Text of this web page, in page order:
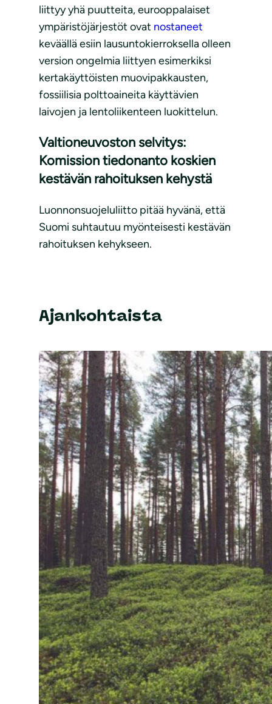
liittyy yhä puutteita, eurooppalaiset
ympäristöjärjestöt ovat nostaneet
keväällä esiin lausuntokierroksella olleen
version ongelmia liittyen esimerkiksi
kertakäyttöisten muovipakkausten,
fossiilisia polttoaineita käyttävien
laivojen ja lentoliikenteen luokittelun.
Valtioneuvoston selvitys:
Komission tiedonanto koskien
kestävän rahoituksen kehystä
Luonnonsuojeluliitto pitää hyvänä, että
Suomi suhtautuu myönteisesti kestävän
rahoituksen kehykseen.
Ajankohtaista